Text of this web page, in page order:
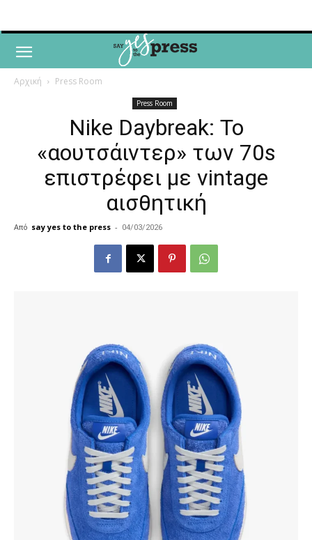
Αρχική Press Room
Press Room
Nike Daybreak: Το
«αουτσάιντερ» των 70s
επιστρέφει με vintage
αισθητική
Από say yes to the press - 04/03/2026